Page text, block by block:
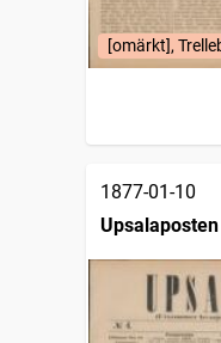
[omärkt],
1877-01-10
Upsalaposten